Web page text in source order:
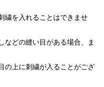
繍を入れることはできませ
などの縫い目がある場合、ま
の上に刺繍が入ることがござ